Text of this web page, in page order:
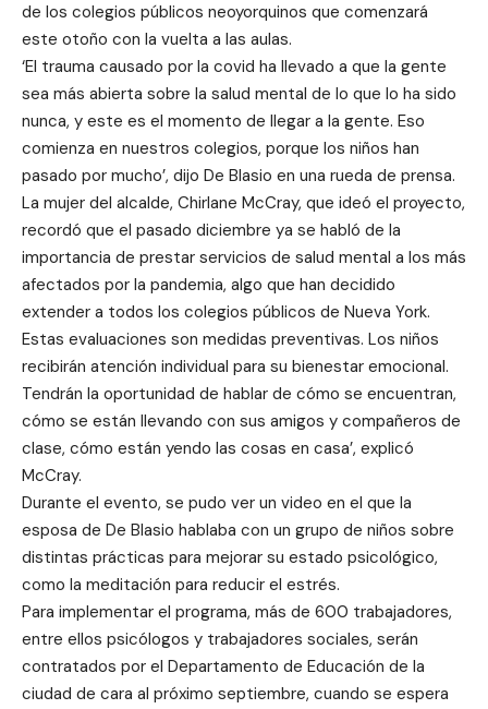
de los colegios públicos neoyorquinos que comenzará
este otoño con la vuelta a las aulas.
‘El trauma causado por la covid ha llevado a que la gente
sea más abierta sobre la salud mental de lo que lo ha sido
nunca, y este es el momento de llegar a la gente. Eso
comienza en nuestros colegios, porque los niños han
pasado por mucho’, dijo De Blasio en una rueda de prensa.
La mujer del alcalde, Chirlane McCray, que ideó el proyecto,
recordó que el pasado diciembre ya se habló de la
importancia de prestar servicios de salud mental a los más
afectados por la pandemia, algo que han decidido
extender a todos los colegios públicos de Nueva York.
Estas evaluaciones son medidas preventivas. Los niños
recibirán atención individual para su bienestar emocional.
Tendrán la oportunidad de hablar de cómo se encuentran,
cómo se están llevando con sus amigos y compañeros de
clase, cómo están yendo las cosas en casa’, explicó
McCray.
Durante el evento, se pudo ver un video en el que la
esposa de De Blasio hablaba con un grupo de niños sobre
distintas prácticas para mejorar su estado psicológico,
como la meditación para reducir el estrés.
Para implementar el programa, más de 600 trabajadores,
entre ellos psicólogos y trabajadores sociales, serán
contratados por el Departamento de Educación de la
ciudad de cara al próximo septiembre, cuando se espera